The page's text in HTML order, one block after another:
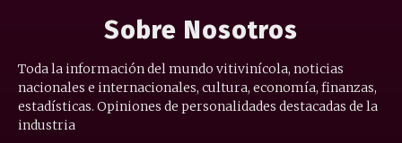
Sobre Nosotros
Toda la información del mundo vitivinícola, noticias
nacionales e internacionales, cultura, economía, finanzas,
estadísticas. Opiniones de personalidades destacadas de la
industria